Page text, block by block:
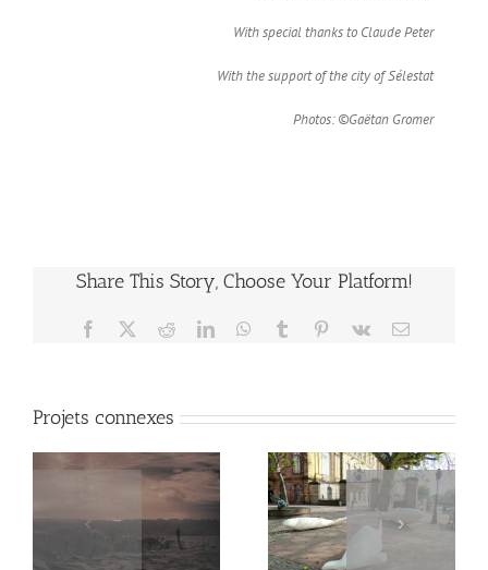
With special thanks to Claude Peter
With the support of the city of Sélestat
Photos: ©Gaëtan Gromer
Share This Story, Choose Your Platform!
Facebook RedditLinkedInWhatsApp
Tumblr Pinterest
Vk Email
Projets connexes
Sans faire de
vagues… (2021)
Enapolis (2020)